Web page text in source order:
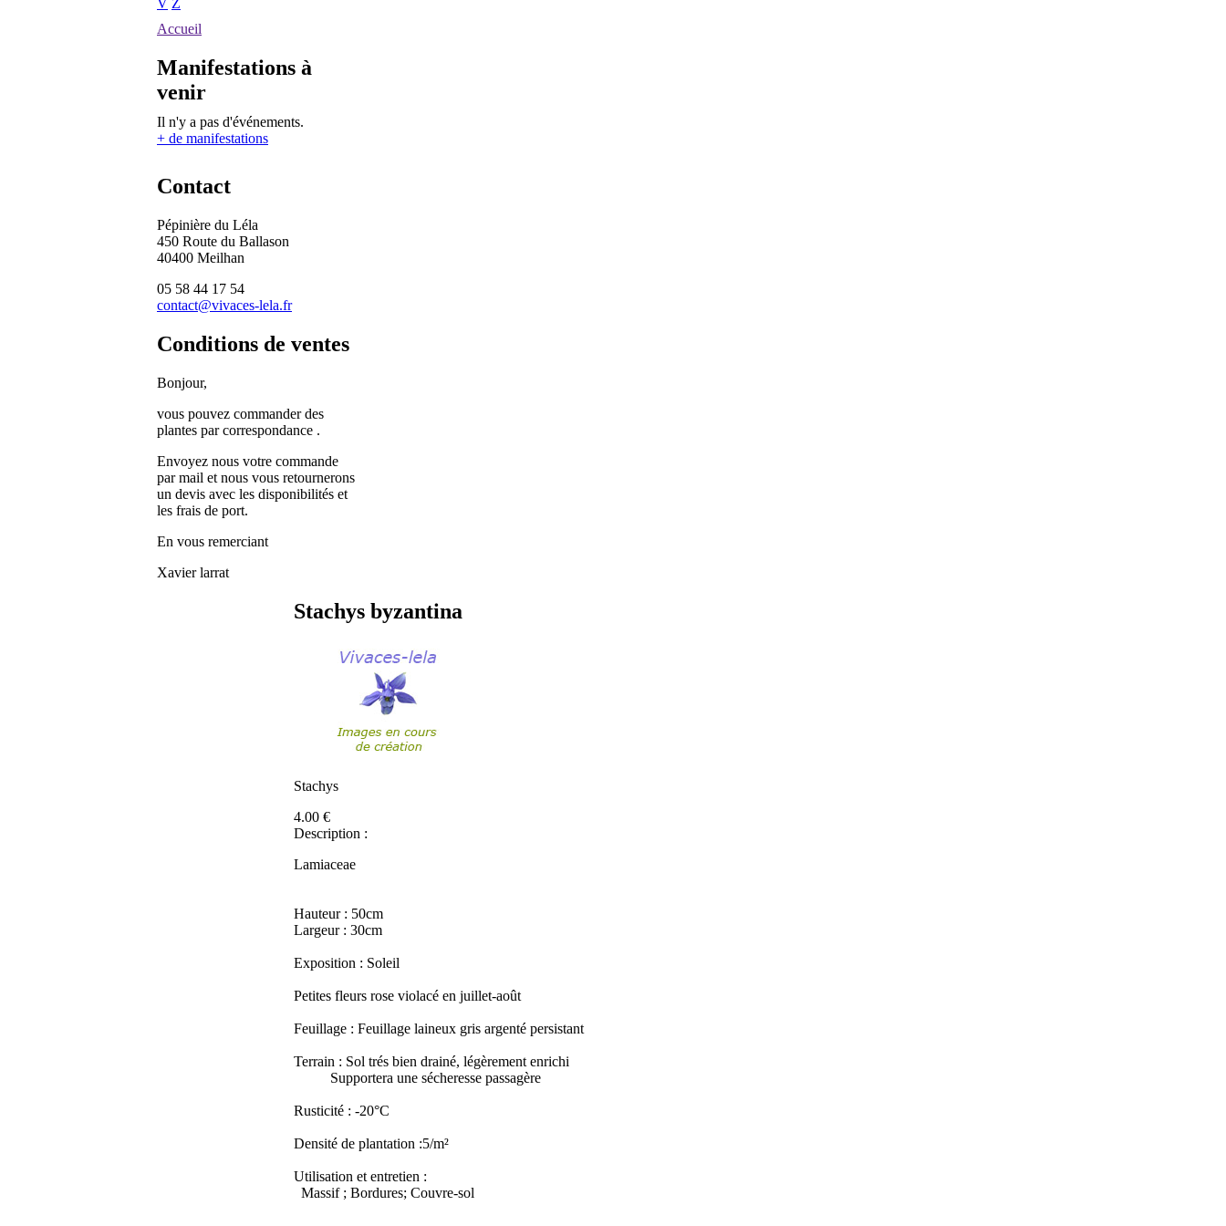
V Z
Accueil
Manifestations à
venir
Il n'y a pas d'événements.
+ de manifestations
Contact
Pépinière du Léla
450 Route du Ballason
40400 Meilhan
05 58 44 17 54
contact@vivaces-lela.fr
Conditions de ventes
Bonjour,
vous pouvez commander des
plantes par correspondance .
Envoyez nous votre commande
par mail et nous vous retournerons
un devis avec les disponibilités et
les frais de port.
En vous remerciant
Xavier larrat
Stachys byzantina
Stachys
4.00 €
Description :
Lamiaceae
Hauteur : 50cm
Largeur : 30cm
Exposition : Soleil
Petites fleurs rose violacé en juillet-août
Feuillage : Feuillage laineux gris argenté persistant
Terrain : Sol trés bien drainé, légèrement enrichi
Supportera une sécheresse passagère
Rusticité : -20°C
Densité de plantation :5/m²
Utilisation et entretien :
Massif ; Bordures; Couvre-sol